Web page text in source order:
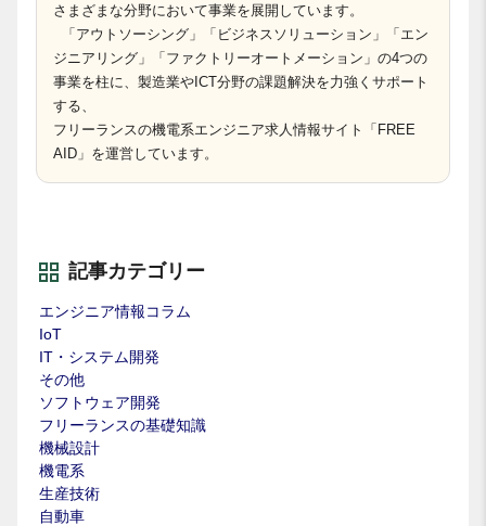
さまざまな分野において事業を展開しています。
「アウトソーシング」「ビジネスソリューション」「エン
ジニアリング」「ファクトリーオートメーション」の4つの
事業を柱に、製造業やICT分野の課題解決を力強くサポート
する、
フリーランスの機電系エンジニア求人情報サイト「FREE
AID」を運営しています。
記事カテゴリー
エンジニア情報コラム
IoT
IT・システム開発
その他
ソフトウェア開発
フリーランスの基礎知識
機械設計
機電系
生産技術
自動車